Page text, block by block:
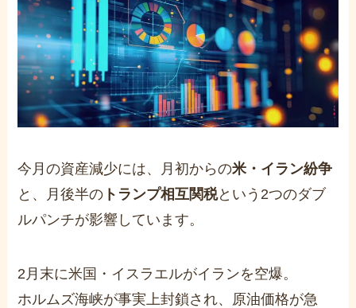
今月の資産減少には、月初からの米・イラン紛争
と、月後半の トランプ相互関税という2つのダブ
ルパンチが影響しています。
2月末に米国・イスラエルがイランを空爆。
ホルムズ海峡が事実上封鎖され、原油価格が急